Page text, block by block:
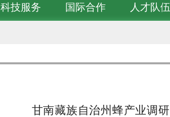
科技服务 国际合作 人才队伍
甘南藏族自治州蜂产业调研